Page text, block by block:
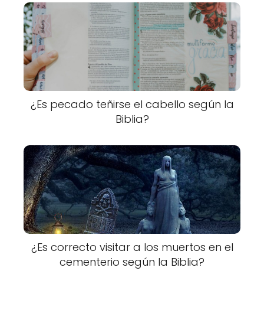
¿Es pecado teñirse el cabello según la
Biblia?
¿Es correcto visitar a los muertos en el
cementerio según la Biblia?